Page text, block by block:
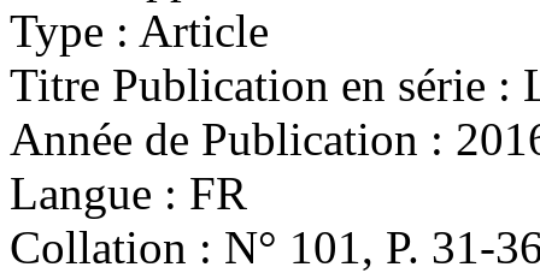
Type : Article
Titre Publication en série :
Année de Publication :
Langue : FR
Collation : N° 101, P. 31-